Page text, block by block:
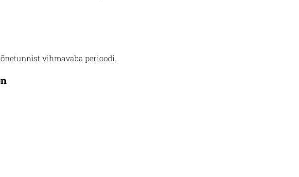
vihmavaba perioodi.